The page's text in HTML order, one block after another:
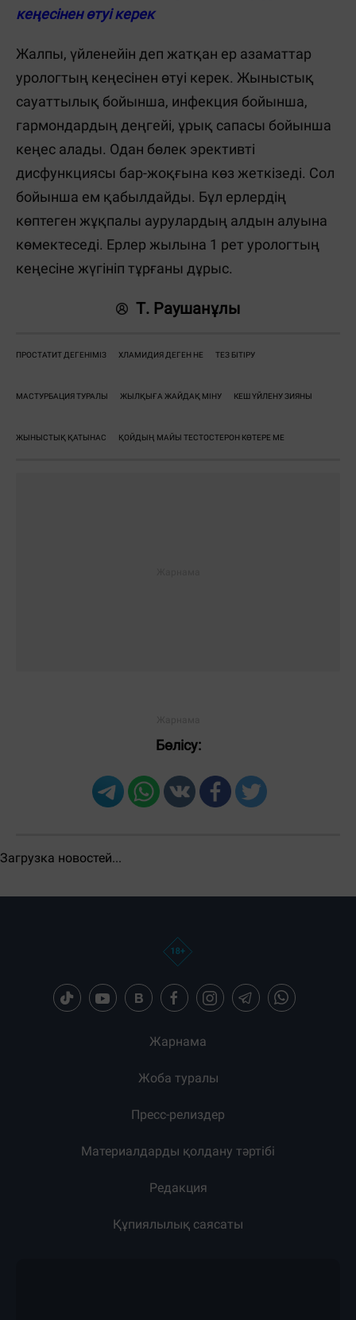
кеңесінен өтуі керек
Жалпы, үйленейін деп жатқан ер азаматтар
урологтың кеңесінен өтуі керек. Жыныстық
сауаттылық бойынша, инфекция бойынша,
гармондардың деңгейі, ұрық сапасы бойынша
кеңес алады. Одан бөлек эрективті
дисфункциясы бар-жоқғына көз жеткізеді. Сол
бойынша ем қабылдайды. Бұл ерлердің
көптеген жұқпалы аурулардың алдын алуына
көмектеседі. Ерлер жылына 1 рет урологтың
кеңесіне жүгініп тұрғаны дұрыс.
Т. Раушанұлы
ПРОСТАТИТ ДЕГЕНІМІЗ ХЛАМИДИЯ ДЕГЕН НЕ ТЕЗ БІТІРУ
МАСТУРБАЦИЯ ТУРАЛЫ ЖЫЛҚЫҒА ЖАЙДАҚ МІНУ КЕШ ҮЙЛЕНУ ЗИЯНЫ
ЖЫНЫСТЫҚ ҚАТЫНАС ҚОЙДЫҢ МАЙЫ ТЕСТОСТЕРОН КӨТЕРЕ МЕ
ЕҢ КӨП ОҚЫЛҒАН
Загрузка новостей...